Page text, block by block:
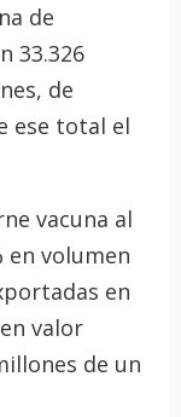
de
33.326
de
ese total el
vacuna al
en volumen
en
valor
de un